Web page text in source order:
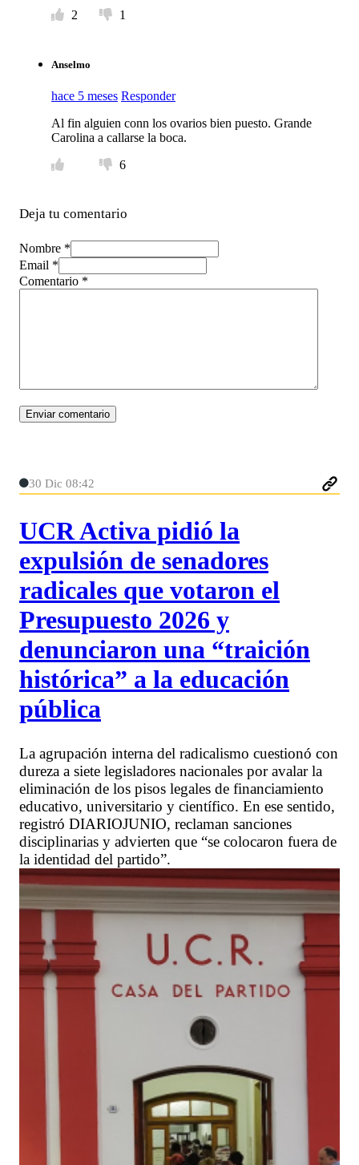
2
1
Anselmo
hace 5 meses Responder
Al fin alguien conn los ovarios bien puesto. Grande
Carolina a callarse la boca.
6
Deja tu comentario
Nombre *
Email *
Comentario *
30 Dic 08:42
UCR Activa pidió la
expulsión de senadores
radicales que votaron el
Presupuesto 2026 y
denunciaron una “traición
histórica” a la educación
pública
La agrupación interna del radicalismo cuestionó con
dureza a siete legisladores nacionales por avalar la
eliminación de los pisos legales de financiamiento
educativo, universitario y científico. En ese sentido,
registró DIARIOJUNIO, reclaman sanciones
disciplinarias y advierten que “se colocaron fuera de
la identidad del partido”.